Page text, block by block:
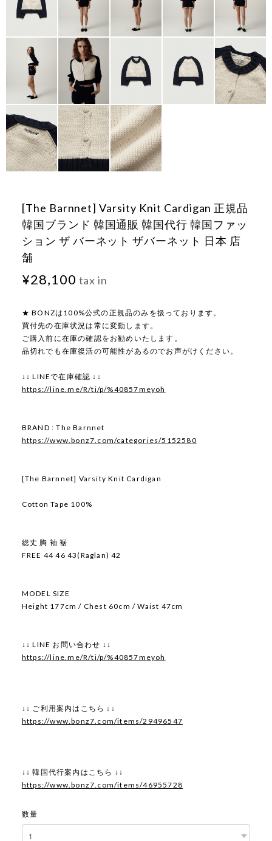
[The Barnnet] Varsity Knit Cardigan 正規品
韓国ブランド 韓国通販 韓国代行 韓国ファッ
ション ザ バーネット ザバーネット 日本 店
舗
¥28,100 tax in
★ BONZは100%公式の正規品のみを扱っております。
買付先の在庫状況は常に変動します。
ご購入前に在庫の確認をお勧めいたします。
品切れでも在庫復活の可能性があるのでお声がけください。
↓↓ LINEで在庫確認 ↓↓
https://line.me/R/ti/p/%40857meyoh
BRAND : The Barnnet
https://www.bonz7.com/categories/5152580
[The Barnnet] Varsity Knit Cardigan
Cotton Tape 100%
総丈 胸 袖 裾
FREE 44 46 43(Raglan) 42
MODEL SIZE
Height 177cm / Chest 60cm / Waist 47cm
↓↓ LINE お問い合わせ ↓↓
https://line.me/R/ti/p/%40857meyoh
↓↓ ご利用案内はこちら ↓↓
https://www.bonz7.com/items/29496547
↓↓ 韓国代行案内はこちら ↓↓
https://www.bonz7.com/items/46955728
数量